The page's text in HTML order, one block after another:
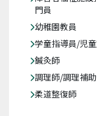
門員
幼稚園教員
学童指導員/児
鍼灸師
調理師/調理補助
柔道整復師